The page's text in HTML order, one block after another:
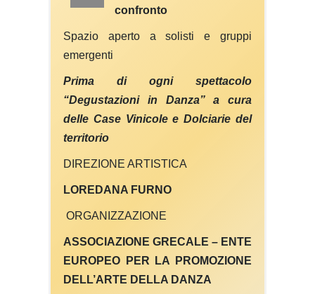
confronto
Spazio aperto a solisti e gruppi
emergenti
Prima di ogni spettacolo
“Degustazioni in Danza” a cura
delle Case Vinicole e Dolciarie del
territorio
DIREZIONE ARTISTICA
LOREDANA FURNO
ORGANIZZAZIONE
ASSOCIAZIONE GRECALE – ENTE
EUROPEO PER LA PROMOZIONE
DELL’ARTE DELLA DANZA